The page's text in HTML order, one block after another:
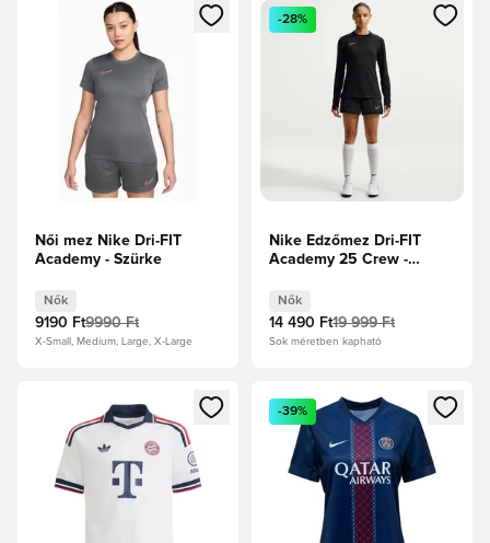
Megnyit egy modált a bejelentkezéshez vagy a tagként
Női mez Nike Dri-FIT
Academy - Szürke
Nők
9190 Ft9990 Ft
X-Small, Medium, Large, X-Large
Megnyit egy modált a
-28%
Nike Edzőmez Dri-FIT
Academy 25 Crew -
Nők
14 490 Ft19 999 Ft
Sok méretben kapható
Megnyit egy modált a bejelentkezéshez vagy a tagként
Megnyit egy modált a
-39%